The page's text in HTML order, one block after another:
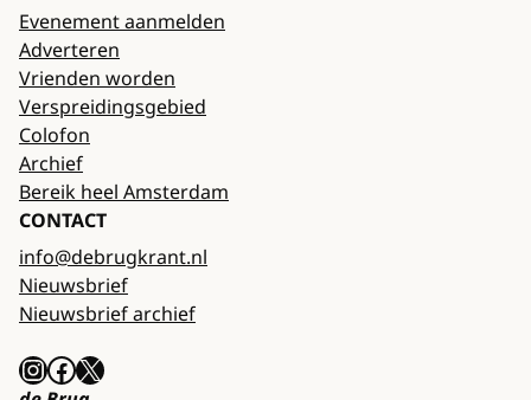
Evenement aanmelden
Adverteren
Vrienden worden
Verspreidingsgebied
Colofon
Archief
Bereik heel Amsterdam
CONTACT
info@debrugkrant.nl
Nieuwsbrief
Nieuwsbrief archief
InstagramFacebook X